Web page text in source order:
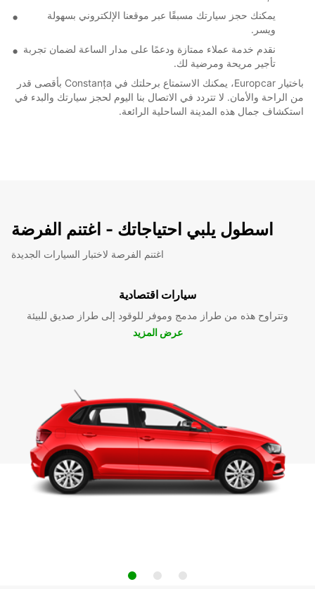
يمكنك حجز سيارتك مسبقًا عبر موقعنا الإلكتروني بسهولة
ويسر.
نقدم خدمة عملاء ممتازة ودعمًا على مدار الساعة لضمان تجربة
تأجير مريحة ومرضية لك.
باختيار Europcar، يمكنك الاستمتاع برحلتك في Constanța بأقصى قدر
من الراحة والأمان. لا تتردد في الاتصال بنا اليوم لحجز سيارتك والبدء في
استكشاف جمال هذه المدينة الساحلية الرائعة.
اسطول يلبي احتياجاتك - اغتنم الفرضة
اغتنم الفرصة لاختبار السيارات الجديدة
سيارات اقتصادية
وتتراوح هذه من طراز مدمج وموفر للوقود إلى طراز صديق للبيئة
عرض المزيد